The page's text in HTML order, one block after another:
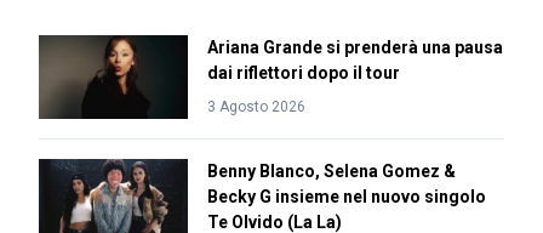
Ariana Grande si prenderà una pausa
dai riflettori dopo il tour
3 Agosto 2026
Benny Blanco, Selena Gomez &
Becky G insieme nel nuovo singolo
Te Olvido (La La)